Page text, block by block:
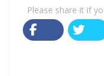
Please share it if